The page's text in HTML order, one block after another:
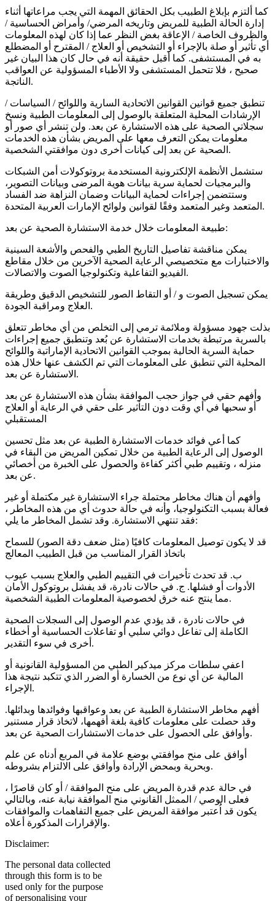
كما ألتزم بإبلاغ الطبيب بكل الحقائق المهمة التي يجب مراعاتها أثناء
إدارة الحالة الطبية للمريض وتاريخه المرضي/ وأمراض الحساسية /
والظروف الخاصة / الإعاقة بغض النظر عما إذا كان لهذه المعلومات
أي تأثير أو صلة بالإجراء أو التشخيص أو العلاج / المقترح أو المضطلع
به في المستشفى. كما أقبل حقيقة أنه في حال كان هذا البيان غير
صحيح ، فلا تتحمل المستشفى ولا الأطباء المسؤولية عن العواقب
الناتجة.
تنطبق جميع قوانين القوانين الاتحادية السارية واللوائح / السياسات /
الإرشادات المحلية المتعلقة بالوصول إلى المعلومات الطبية ونسخ
سجلاتي الصحية على هذه الاستشارة عن بعد. ولن تنشر أي صور أو
معلومات يمكن التعرف معها على المريض بشأن هذه الخدمات
الصحية عن بعد إلى كيانات أخرى دون موافقتي الشخصية.
ستشمل الأنظمة الإلكترونية المستخدمة بروتوكولات أمن الشبكات
والبرمجيات لحماية سرية بيانات هوية المرضى وبيانات التصوير،
وستتضمن إجراءات لحماية البيانات وضمان النزاهة ضد الفساد
المتعمد وغير المتعمد وفقًا لقوانين ولوائح الإمارات العربية المتحدة.
طبيعة المعلومات خلال خدمة الاستشارة الصحية عن بعد:
يمكن مناقشة تفاصيل التاريخ الطبي والفحص والأشعة السينية
والاختبارات مع متخصيصي الرعاية الصحية الآخرين من خلال مقاطع
الفيديو التفاعلية وتكنولوجيا الصوت والاتصالات.
يمكن تسجيل الصوت و / أو التقاط الصور للتشخيص الدقيق وطريقة
العلاج ومراقبة الجودة.
بذلت جهود مسؤولة وملائمة ترمي إلى التخلص من أي مخاطر تتعلق
بالسرية مرتبطة بخدمات الاستشارة عن بُعد وتنطبق جميع إجراءات
حماية السرية الحالية بموجب القوانين الاتحادية الإماراتية واللوائح
المحلية التي تنطبق على المعلومات التي تم الكشف عنها خلال هذه
الاستشارة عن بعد.
وأفهم حقي في جواز حجب الموافقة بشأن هذه الاستشارة عن بعد
أو سحبها في أي وقت دون التأثير على حقي في الرعاية أو العلاج
المستقبلي
كما أعي فوائد خدمات الاستشارة الطبية عن بعد مثل تحسين
الوصول إلى الرعاية الطبية من خلال تمكين المريض من البقاء في
منزله ، وتقييم طبي أكثر كفاءة والحصول على الخبرة من أخصائي
عن بعد.
وأفهم أن هناك مخاطر محتملة جراء الاستشارة غير مكتملة أو غير
فعالة بسبب التكنولوجيا، وأنه في حالة حدوث أي من هذه المخاطر ،
فقد تنتهي الاستشارة. وقد تشمل المخاطر ما يلي:
قد لا يكون توصيل المعلومات كافيًا (مثل ضعف دقة الصور) للسماح
باتخاذ القرار المناسب من قبل الطبيب المعالج
ب. قد تحدث تأخيرات في التقييم الطبي والعلاج بسبب عيوب
الأدوات أو فشلها. ج. في حالات نادرة، قد يفشل بروتوكول الأمان
مما ينتج عنه خرق لخصوصية المعلومات الطبية الشخصية.
في حالات نادرة ، قد يؤدي عدم الوصول إلى السجلات الصحية
الكاملة إلى تفاعل دوائي سلبي أو تفاعلات الحساسية أو أخطاء
أخرى في سوء التقدير.
اعفي سلطات مركز ميدكير الطبي من المسؤولية القانونية أو
المالية عن أي نوع من الخسارة أو الضرر الذي تتكبد نتيجة هذا
الإجراء.
أفهم مخاطر الاستشارة الطبية عن بعد وعواقبها وفوائدها وبدائلها.
وقد حصلت على معلومات كافية بلغة أفهمها، لاتخاذ قرار مستنير
وأوافق على الحصول على خدمات الاستشارات الصحية عن بعد.
أوافق على منح موافقتي بوضع علامة في المربع أدناه عن علم
وبحرية وبمحض الإرادة وأوافق على الالتزام بشروطه.
في حالة عدم قدرة المريض على منح الموافقة / أو كان قاصرًا ،
فعلى الوصي / الممثل القانوني منح الموافقة نيابة عنه، وبالتالي
يكون قد اُعتبر موافقة المريض على جميع التفاهمات والموافقات
والإقرارات المذكورة أعلاه.
Disclaimer:
The personal data collected
through this form is to be
used only for the purpose
of personalising your